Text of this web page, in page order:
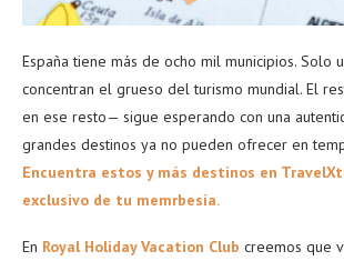
España tiene más de ocho mil municipios. Solo
concentran el grueso del turismo mundial. El
en ese resto— sigue esperando con una
grandes destinos ya no pueden ofrecer en
Encuentra estos y más destinos en
exclusivo de tu memrbesía.
En Royal Holiday Vacation Club creemos que